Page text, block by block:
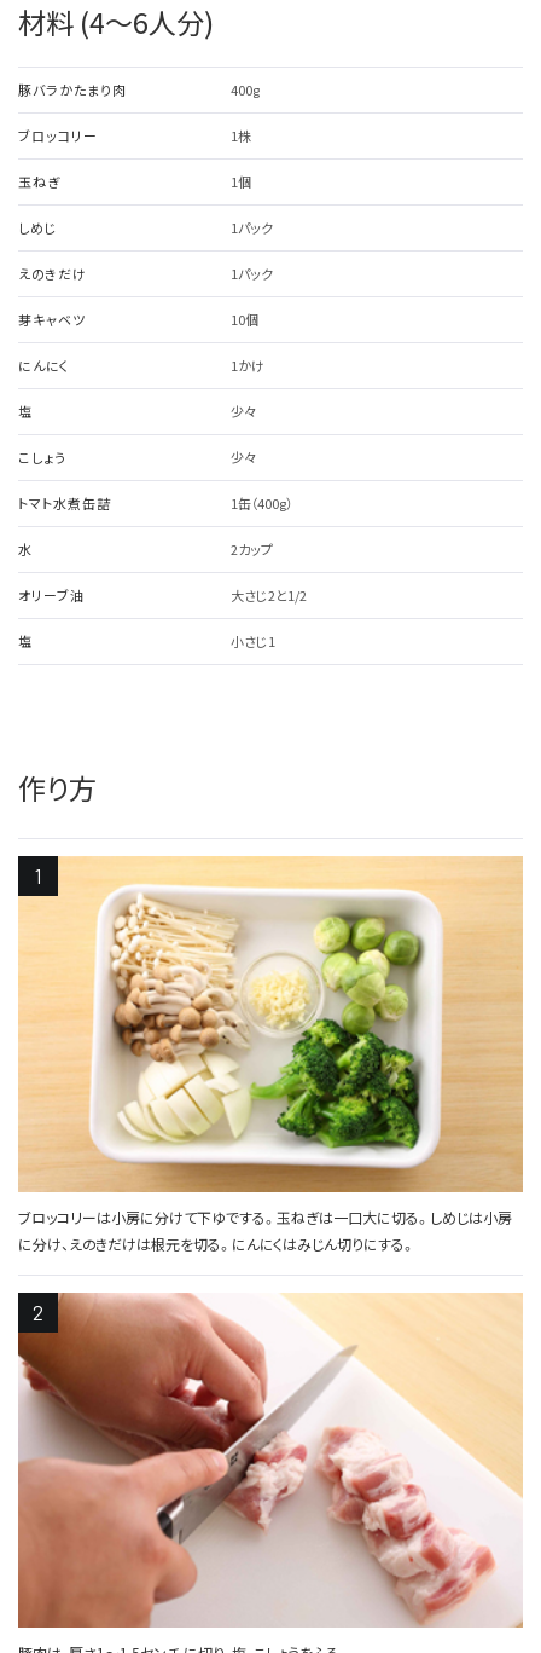
材料 (4～6人分)
豚バラかたまり肉 400g
ブロッコリー 1株
玉ねぎ 1個
しめじ 1パック
えのきだけ 1パック
芽キャベツ 10個
にんにく 1かけ
塩 少々
こしょう 少々
トマト水煮缶詰 1缶（400g）
水 2カップ
オリーブ油 大さじ2と1/2
塩 小さじ1
作り方
ブロッコリーは小房に分けて下ゆでする。玉ねぎは一口大に切る。しめじは小房
に分け、えのきだけは根元を切る。にんにくはみじん切りにする。